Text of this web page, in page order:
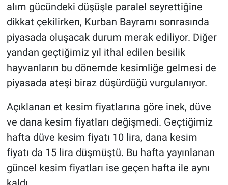
alım gücündeki düşüşle paralel seyrettiğine
dikkat çekilirken, Kurban Bayramı sonrasında
piyasada oluşacak durum merak ediliyor. Diğer
yandan geçtiğimiz yıl ithal edilen besilik
hayvanların bu dönemde kesimliğe gelmesi de
piyasada ateşi biraz düşürdüğü vurgulanıyor.
Açıklanan et kesim fiyatlarına göre inek, düve
ve dana kesim fiyatları değişmedi. Geçtiğimiz
hafta düve kesim fiyatı 10 lira, dana kesim
fiyatı da 15 lira düşmüştü. Bu hafta yayınlanan
güncel kesim fiyatları ise geçen hafta ile aynı